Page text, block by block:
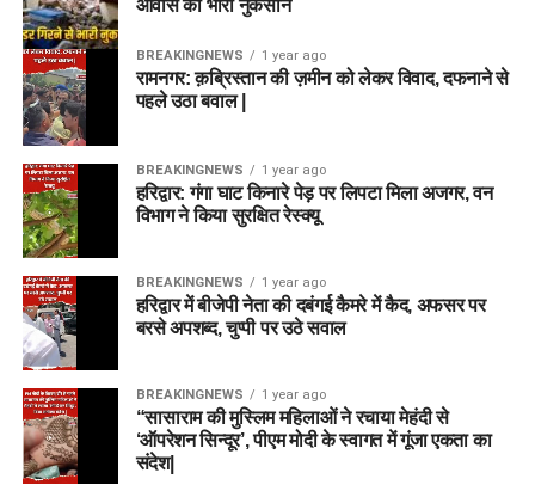
आवास को भारी नुकसान
BREAKINGNEWS 1 year ago
रामनगर: क़ब्रिस्तान की ज़मीन को लेकर विवाद, दफनाने से
पहले उठा बवाल |
BREAKINGNEWS 1 year ago
हरिद्वार: गंगा घाट किनारे पेड़ पर लिपटा मिला अजगर, वन
विभाग ने किया सुरक्षित रेस्क्यू
BREAKINGNEWS 1 year ago
हरिद्वार में बीजेपी नेता की दबंगई कैमरे में कैद, अफसर पर
बरसे अपशब्द, चुप्पी पर उठे सवाल
BREAKINGNEWS 1 year ago
“सासाराम की मुस्लिम महिलाओं ने रचाया मेहंदी से
‘ऑपरेशन सिन्दूर’, पीएम मोदी के स्वागत में गूंजा एकता का
संदेश|